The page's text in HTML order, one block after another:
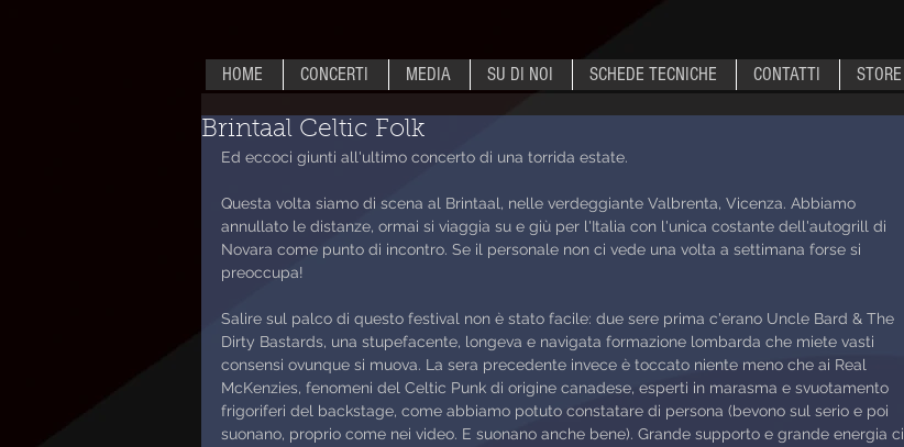
HOME CONCERTI MEDIA SU DI NOI SCHEDE TECNICHE CONTATTI STORE
Brintaal Celtic Folk
Ed eccoci giunti all'ultimo concerto di una torrida estate.
Questa volta siamo di scena al Brintaal, nelle verdeggiante Valbrenta, Vicenza. Abbiamo
annullato le distanze, ormai si viaggia su e giù per l'Italia con l'unica costante dell'autogrill di
Novara come punto di incontro. Se il personale non ci vede una volta a settimana forse si
preoccupa!
Salire sul palco di questo festival non è stato facile: due sere prima c'erano Uncle Bard & The
Dirty Bastards, una stupefacente, longeva e navigata formazione lombarda che miete vasti
consensi ovunque si muova. La sera precedente invece è toccato niente meno che ai Real
McKenzies, fenomeni del Celtic Punk di origine canadese, esperti in marasma e svuotamento
frigoriferi del backstage, come abbiamo potuto constatare di persona (bevono sul serio e poi
suonano, proprio come nei video. E suonano anche bene). Grande supporto e grande energia ci